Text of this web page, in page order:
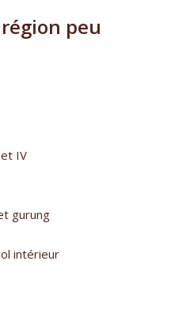
peu
IV
gurung
intérieur